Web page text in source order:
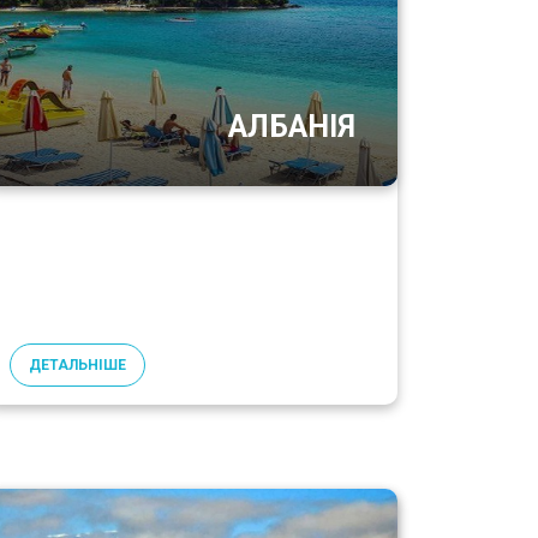
АЛБАНІЯ
ДЕТАЛЬНІШЕ